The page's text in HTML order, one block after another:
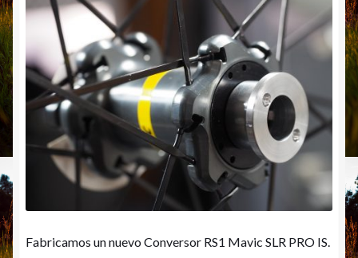
Fabricamos un nuevo Conversor RS1 Mavic SLR PRO IS.